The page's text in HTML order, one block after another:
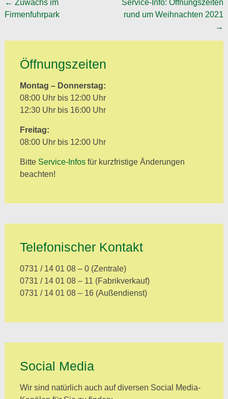
Post
navigation
← Zuwachs im
Firmenfuhrpark
Service-Info: Öffnungszeiten
rund um Weihnachten 2021
→
Öffnungszeiten
Montag – Donnerstag:
08:00 Uhr bis 12:00 Uhr
12:30 Uhr bis 16:00 Uhr
Freitag:
08:00 Uhr bis 12:00 Uhr
Bitte Service-Infosfür kurzfristige Änderungen
beachten!
Telefonischer Kontakt
0731 / 14 01 08 – 0 (Zentrale)
0731 / 14 01 08 – 11 (Fabrikverkauf)
0731 / 14 01 08 – 16 (Außendienst)
Social Media
Wir sind natürlich auch auf diversen Social Media-